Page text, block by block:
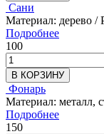
Сани
Материал: дерево /
Подробнее
100
В КОРЗИНУ
Фонарь
Материал: металл,
Подробнее
150